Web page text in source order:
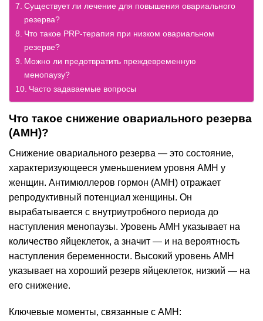
Существует ли лечение для повышения овариального
резерва?
Что такое PRP-терапия при низком овариальном
резерве?
Можно ли предотвратить преждевременную
менопаузу?
Часто задаваемые вопросы
Что такое снижение овариального резерва
(AMH)?
Снижение овариального резерва — это состояние,
характеризующееся уменьшением уровня AMH у
женщин. Антимюллеров гормон (AMH) отражает
репродуктивный потенциал женщины. Он
вырабатывается с внутриутробного периода до
наступления менопаузы. Уровень AMH указывает на
количество яйцеклеток, а значит — и на вероятность
наступления беременности. Высокий уровень AMH
указывает на хороший резерв яйцеклеток, низкий — на
его снижение.
Ключевые моменты, связанные с AMH: